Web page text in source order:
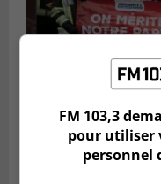
BOUCHERVILLE
Publié le 27 juillet 2026 à
Metro prend les
FM 103,3
pour utiliser
personnel